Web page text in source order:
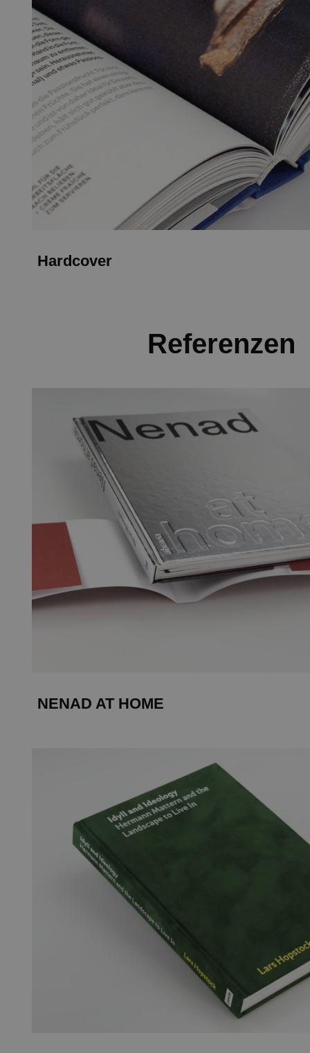
Hardcover
Referenzen
NENAD AT HOME